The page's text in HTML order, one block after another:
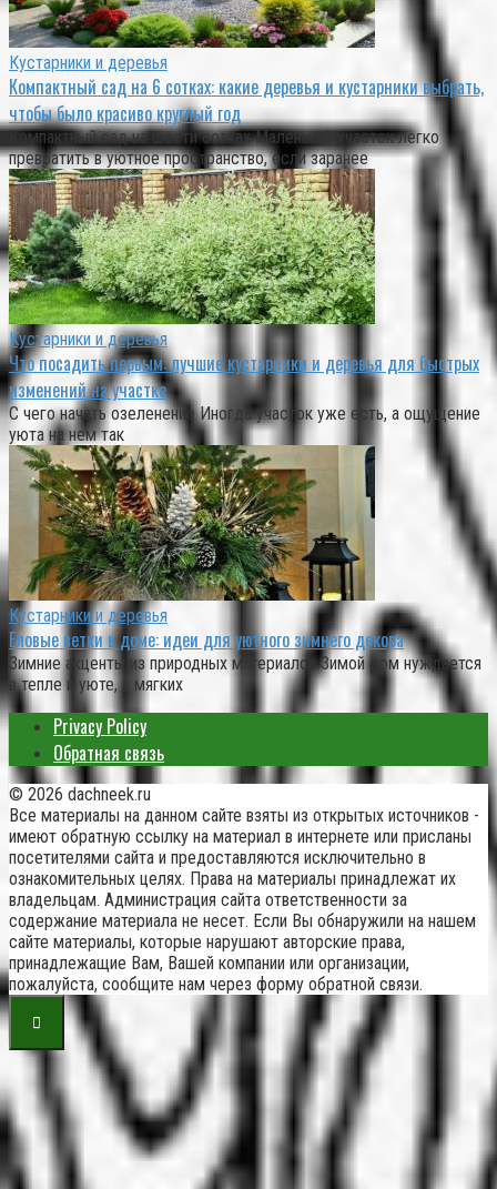
Кустарники и деревья
Компактный сад на 6 сотках: какие деревья и кустарники выбрать,
чтобы было красиво круглый год
Компактный сад на шести сотках Маленький участок легко
превратить в уютное пространство, если заранее
Кустарники и деревья
Что посадить первым: лучшие кустарники и деревья для быстрых
изменений на участке
С чего начать озеленение Иногда участок уже есть, а ощущение
уюта на нем так
Кустарники и деревья
Еловые ветки в доме: идеи для уютного зимнего декора
Зимние акценты из природных материалов Зимой дом нуждается
в тепле и уюте, в мягких
Privacy Policy
Обратная связь
© 2026 dachneek.ru
Все материалы на данном сайте взяты из открытых источников -
имеют обратную ссылку на материал в интернете или присланы
посетителями сайта и предоставляются исключительно в
ознакомительных целях. Права на материалы принадлежат их
владельцам. Администрация сайта ответственности за
содержание материала не несет. Если Вы обнаружили на нашем
сайте материалы, которые нарушают авторские права,
принадлежащие Вам, Вашей компании или организации,
пожалуйста, сообщите нам через форму обратной связи.